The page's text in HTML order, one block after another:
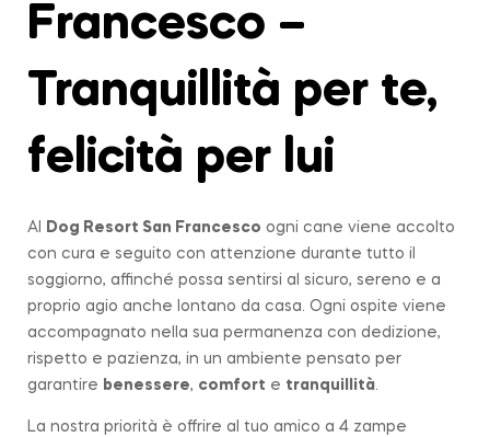
Francesco –
Tranquillità per te,
felicità per lui
Al Dog Resort San Francesco ogni cane viene accolto
con cura e seguito con attenzione durante tutto il
soggiorno, affinché possa sentirsi al sicuro, sereno e a
proprio agio anche lontano da casa. Ogni ospite viene
accompagnato nella sua permanenza con dedizione,
rispetto e pazienza, in un ambiente pensato per
garantire benessere, comfort e tranquillità
La nostra priorità è offrire al tuo amico a 4 zampe